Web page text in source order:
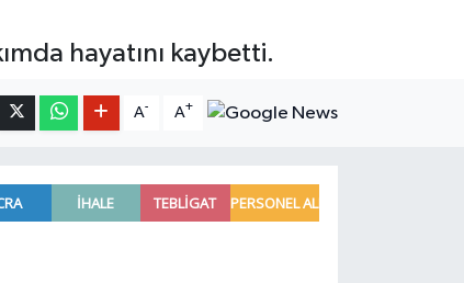
hayatını kaybetti.
A- A+